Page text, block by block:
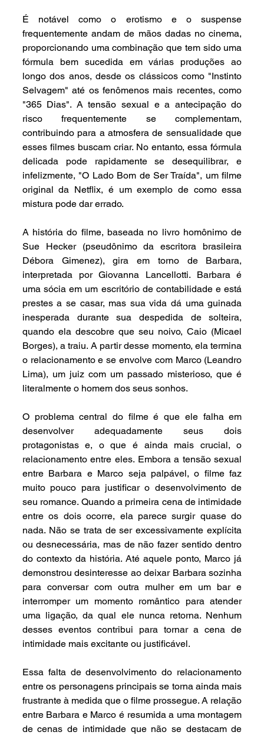
É notável como o erotismo e o suspense
frequentemente andam de mãos dadas no cinema,
proporcionando uma combinação que tem sido uma
fórmula bem sucedida em várias produções ao
longo dos anos, desde os clássicos como "Instinto
Selvagem" até os fenômenos mais recentes, como
"365 Dias". A tensão sexual e a antecipação do
risco frequentemente se complementam,
contribuindo para a atmosfera de sensualidade que
esses filmes buscam criar. No entanto, essa fórmula
delicada pode rapidamente se desequilibrar, e
infelizmente, "O Lado Bom de Ser Traída", um filme
original da Netflix, é um exemplo de como essa
mistura pode dar errado.
A história do filme, baseada no livro homônimo de
Sue Hecker (pseudônimo da escritora brasileira
Débora Gimenez), gira em torno de Barbara,
interpretada por Giovanna Lancellotti. Barbara é
uma sócia em um escritório de contabilidade e está
prestes a se casar, mas sua vida dá uma guinada
inesperada durante sua despedida de solteira,
quando ela descobre que seu noivo, Caio (Micael
Borges), a traiu. A partir desse momento, ela termina
o relacionamento e se envolve com Marco (Leandro
Lima), um juiz com um passado misterioso, que é
literalmente o homem dos seus sonhos.
O problema central do filme é que ele falha em
desenvolver adequadamente seus dois
protagonistas e, o que é ainda mais crucial, o
relacionamento entre eles. Embora a tensão sexual
entre Barbara e Marco seja palpável, o filme faz
muito pouco para justificar o desenvolvimento de
seu romance. Quando a primeira cena de intimidade
entre os dois ocorre, ela parece surgir quase do
nada. Não se trata de ser excessivamente explícita
ou desnecessária, mas de não fazer sentido dentro
do contexto da história. Até aquele ponto, Marco já
demonstrou desinteresse ao deixar Barbara sozinha
para conversar com outra mulher em um bar e
interromper um momento romântico para atender
uma ligação, da qual ele nunca retorna. Nenhum
desses eventos contribui para tornar a cena de
intimidade mais excitante ou justificável.
Essa falta de desenvolvimento do relacionamento
entre os personagens principais se torna ainda mais
frustrante à medida que o filme prossegue. A relação
entre Barbara e Marco é resumida a uma montagem
de cenas de intimidade que não se destacam de